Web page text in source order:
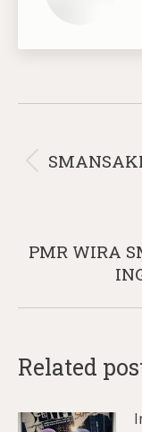
PMR WIRA
Related